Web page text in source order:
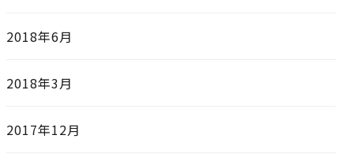
2018年6月
2018年3月
2017年12月